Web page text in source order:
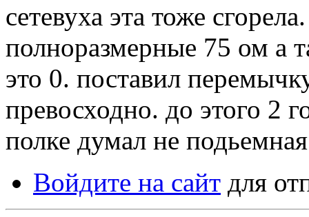
сетевуха эта тоже
полноразмерные 75 ом а
это 0. поставил
превосходно. до этого 2
полке думал не
Войдите на сайт для